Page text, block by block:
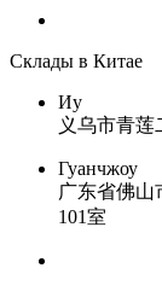
Склады в Китае
Иу
义乌市青莲
Гуанчжоу
广东省佛山
101室